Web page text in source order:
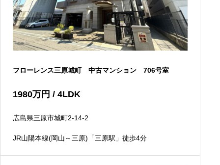
フローレンス三原城町 中古マンション 706号室
1980万円 / 4LDK
広島県三原市城町2-14-2
JR山陽本線(岡山～三原)「三原駅」徒歩4分